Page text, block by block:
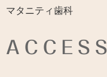
マタニティ歯科
ACCESS